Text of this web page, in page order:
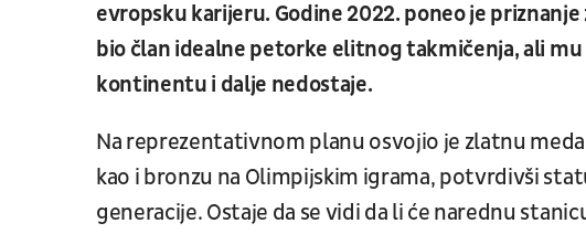
evropsku karijeru. Godine 2022. poneo je
bio član idealne petorke elitnog takmičenja, ali
kontinentu i dalje nedostaje.
Na reprezentativnom planu osvojio je zlatnu
kao i bronzu na Olimpijskim igrama, potvrdivši
generacije. Ostaje da se vidi da li će narednu